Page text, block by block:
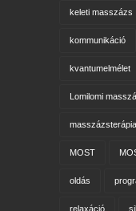
keleti masszázs
kommunikáció
kvantumelmélet
Lomilomi
masszázsterápia
MOST
oldás
relaxáció